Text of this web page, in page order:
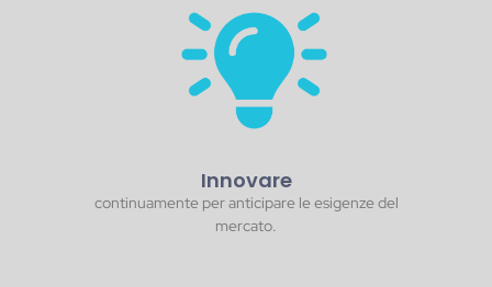
Innovare
continuamente per anticipare le esigenze del
mercato.